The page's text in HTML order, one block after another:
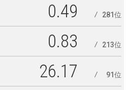
0.49 281位
0.83 213位
26.17 91位